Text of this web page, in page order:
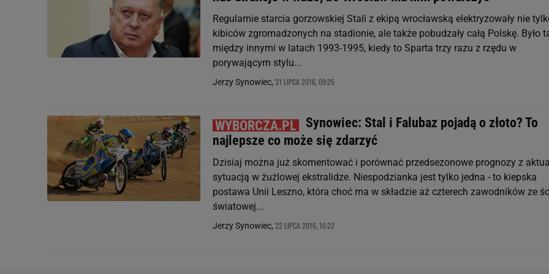
Regularnie starcia gorzowskiej Stali z ekipą wrocławską elektryzowały nie
kibiców zgromadzonych na stadionie, ale także pobudzały całą Polskę. Było
między innymi w latach 1993-1995, kiedy to Sparta trzy razu z rzędu w
porywającym stylu...
Jerzy Synowiec, 31 LIPCA 2016, 09:25
Synowiec: Stal i Falubaz pojadą o złoto? To
najlepsze co może się zdarzyć
Dzisiaj można już skomentować i porównać przedsezonowe prognozy z
sytuacją w żużlowej ekstralidze. Niespodzianka jest tylko jedna - to kiepska
postawa Unii Leszno, która choć ma w składzie aż czterech zawodników ze
światowej...
Jerzy Synowiec, 22 LIPCA 2016, 16:22